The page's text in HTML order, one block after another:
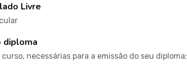
Livre
diploma
necessárias para a emissão do seu diploma;